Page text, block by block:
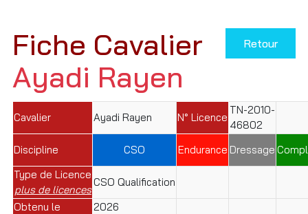
Retour
Fiche Cavalier
Ayadi Rayen
Cavalier Ayadi Rayen N° Licence
TN-2010-
46802
Discipline
CSO Endurance Dressage
Type de Licence
plus de licences
CSO Qualification
Obtenu le
2026